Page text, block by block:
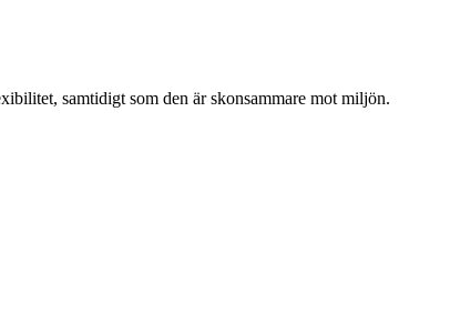
samtidigt som den är skonsammare mot miljön.